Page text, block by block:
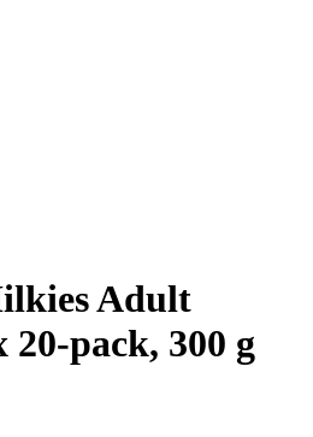
Adult
20-pack, 300 g